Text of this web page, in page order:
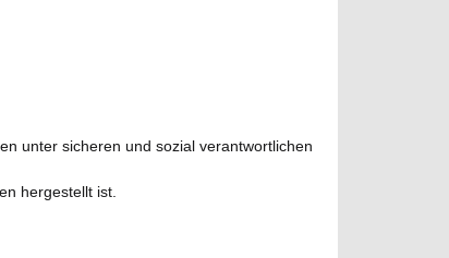
unter sicheren und sozial verantwortlichen
hergestellt ist.